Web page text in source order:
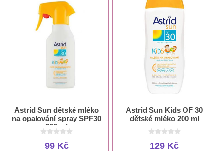
Astrid Sun dětské mléko
na opalování spray SPF30
200 ml
99 Kč
Astrid Sun Kids OF 30
dětské mléko 200 ml
129 Kč